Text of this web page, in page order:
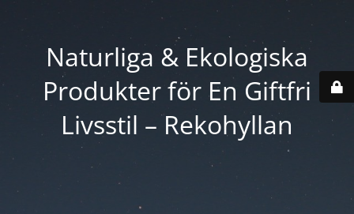
Naturliga & Ekologiska
Produkter för En Giftfri
Livsstil – Rekohyllan